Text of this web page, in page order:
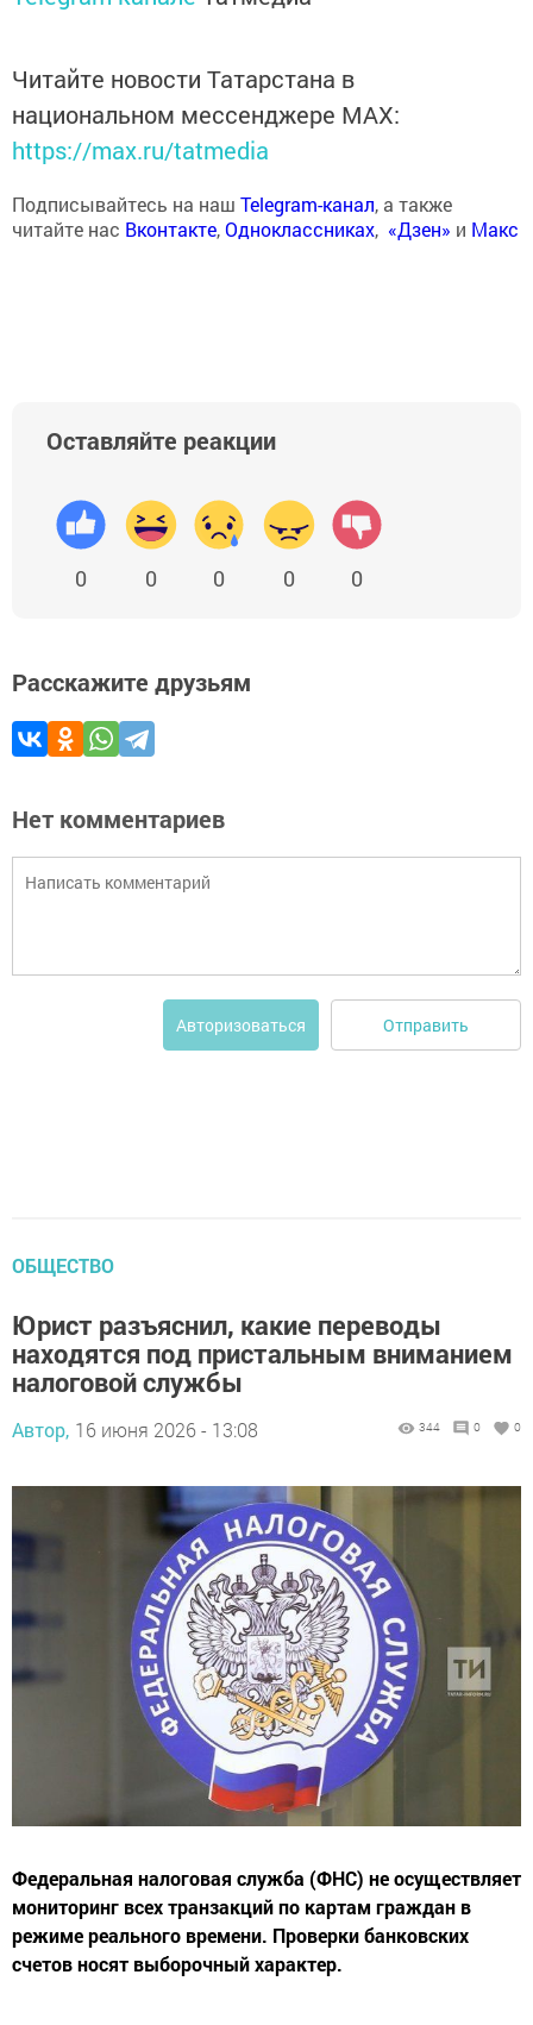
Читайте новости Татарстана в
национальном мессенджере MАХ:
https://max.ru/tatmedia
Подписывайтесь на наш Telegram-канал, а также
читайте нас Вконтакте,Одноклассниках, «Дзен» и Макс
Оставляйте реакции
0 0 0 0 0
Расскажите друзьям
Нет комментариев
Авторизоваться Отправить
ОБЩЕСТВО
Юрист разъяснил, какие переводы
находятся под пристальным вниманием
налоговой службы
Автор, 16 июня 2026 - 13:08 344 0 0
Федеральная налоговая служба (ФНС) не осуществляет
мониторинг всех транзакций по картам граждан в
режиме реального времени. Проверки банковских
счетов носят выборочный характер.